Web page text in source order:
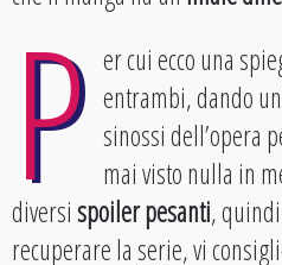
P er cui ecco una
entrambi, dando
sinossi dell’opera
mai visto nulla in
diversispoiler pesanti,
recuperare la serie, vi